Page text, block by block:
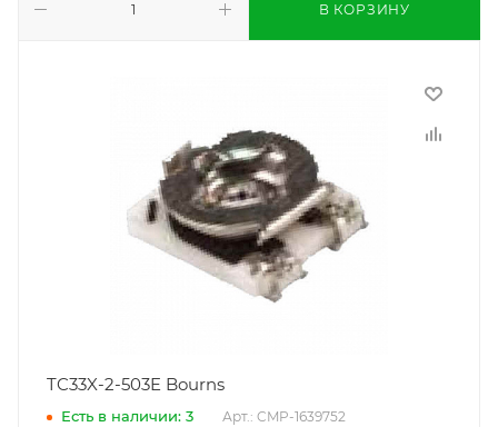
В КОРЗИНУ
TC33X-2-503E Bourns
Есть в наличии: 3 Арт.: CMP-1639752